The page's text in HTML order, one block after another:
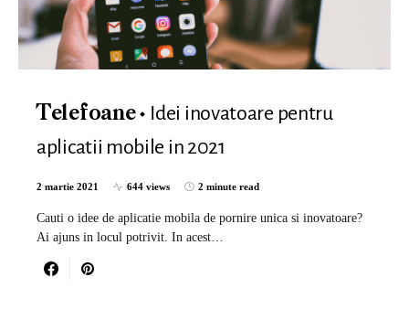
Telefoane
Idei inovatoare pentru
aplicatii mobile in 2021
2 martie 2021 644 views 2 minute read
Cauti o idee de aplicatie mobila de pornire unica si inovatoare?
Ai ajuns in locul potrivit. In acest…